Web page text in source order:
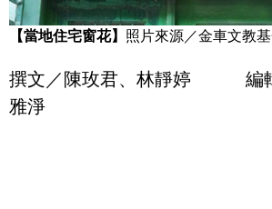
【當地住宅窗花】 照片來源／金車文教
撰文／陳玫君、林靜婷 編輯
雅淨